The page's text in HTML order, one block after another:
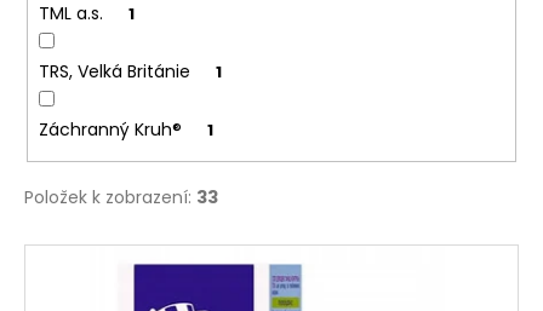
TML a.s. 1
TRS, Velká Británie 1
Záchranný Kruh® 1
Položek k zobrazení: 33
V